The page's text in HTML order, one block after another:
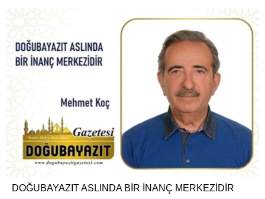
DOĞUBAYAZIT ASLINDA BİR İNANÇ MERKEZİDİR